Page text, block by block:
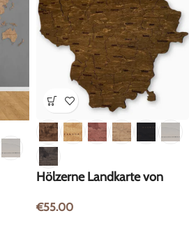
Hölzerne Landkarte von
€55.00